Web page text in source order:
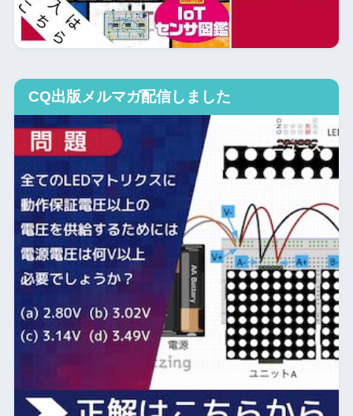
CQ出版メルマガ配信しました